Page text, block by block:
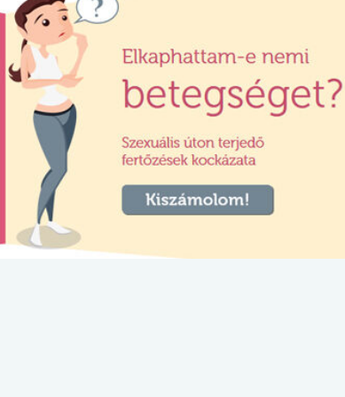
#Suli, munka
Angol középfokú
nyelvvizsga teszt -
No.42
teszt